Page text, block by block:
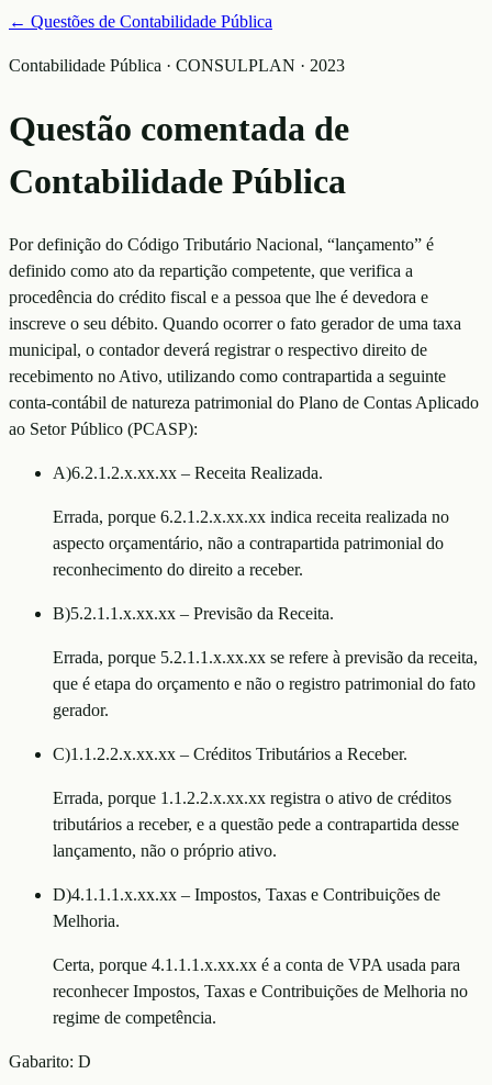
← Questões de Contabilidade Pública
Contabilidade Pública · CONSULPLAN · 2023
Questão comentada de
Contabilidade Pública
Por definição do Código Tributário Nacional, “lançamento” é
definido como ato da repartição competente, que verifica a
procedência do crédito fiscal e a pessoa que lhe é devedora e
inscreve o seu débito. Quando ocorrer o fato gerador de uma taxa
municipal, o contador deverá registrar o respectivo direito de
recebimento no Ativo, utilizando como contrapartida a seguinte
conta-contábil de natureza patrimonial do Plano de Contas Aplicado
ao Setor Público (PCASP):
A)6.2.1.2.x.xx.xx – Receita Realizada.
Errada, porque 6.2.1.2.x.xx.xx indica receita realizada no
aspecto orçamentário, não a contrapartida patrimonial do
reconhecimento do direito a receber.
B)5.2.1.1.x.xx.xx – Previsão da Receita.
Errada, porque 5.2.1.1.x.xx.xx se refere à previsão da receita,
que é etapa do orçamento e não o registro patrimonial do fato
gerador.
C)1.1.2.2.x.xx.xx – Créditos Tributários a Receber.
Errada, porque 1.1.2.2.x.xx.xx registra o ativo de créditos
tributários a receber, e a questão pede a contrapartida desse
lançamento, não o próprio ativo.
D)4.1.1.1.x.xx.xx – Impostos, Taxas e Contribuições de
Melhoria.
Certa, porque 4.1.1.1.x.xx.xx é a conta de VPA usada para
reconhecer Impostos, Taxas e Contribuições de Melhoria no
regime de competência.
Gabarito: D